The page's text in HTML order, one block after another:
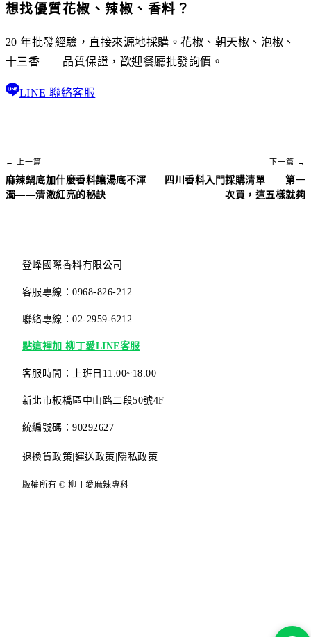
想找優質花椒、辣椒、香料？
20 年批發經驗，直接來源地採購。花椒、朝天椒、泡椒、
十三香——品質保證，歡迎餐廳批發詢價。
LINE 聯絡客服
← 上一篇
麻辣鍋底加什麼香料讓湯底不渾
濁——清澈紅亮的秘訣
下一篇 →
四川香料入門採購清單——第一
次買，這五樣就夠
登峰國際香料有限公司
客服專線：0968-826-212
聯絡專線：02-2959-6212
點這裡加 柳丁愛LINE客服
客服時間：上班日11:00~18:00
新北市板橋區中山路二段50號4F
統編號碼：90292627
退換貨政策 運送政策 隱私政策
版權所有 © 柳丁愛麻辣專科